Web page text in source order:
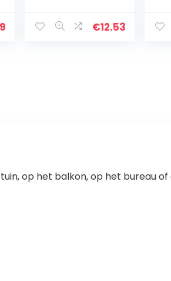
€12.53
op het balkon, op het bureau of